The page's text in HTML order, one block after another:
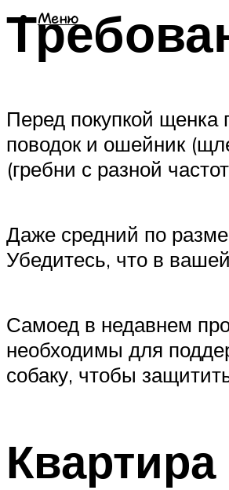
Меню
Перед покупкой щенка
поводок и ошейник
(гребни с разной
Даже средний по
Убедитесь, что в
Самоед в недавнем
необходимы для
собаку, чтобы